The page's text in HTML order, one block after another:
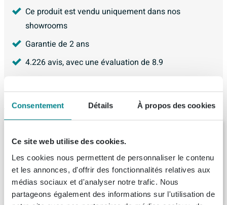
Consentement Détails À propos des cookies
Ce site web utilise des cookies.
Les cookies nous permettent de personnaliser le contenu
et les annonces, d'offrir des fonctionnalités relatives aux
médias sociaux et d'analyser notre trafic. Nous
partageons également des informations sur l'utilisation de
Ce produit est vendu uniquement dans nos
showrooms
Garantie de 2 ans
4.226avis, avec une évaluation de 8.9
Articles similaires
Centrale - acrylique - ciment
Livraison:1 - 2 semaines
832, -